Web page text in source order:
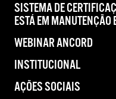
SISTEMA DE
ESTÁ EM
WEBINAR ANCORD
INSTITUCIONAL
AÇÕES SOCIAIS